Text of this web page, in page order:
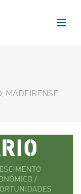
MADEIRENSE;